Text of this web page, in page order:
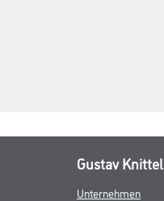
Gustav
Unternehmen